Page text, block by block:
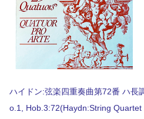
ハイドン:弦楽四重奏曲第72番 ハ長
o.1, Hob.3:72(Haydn:String Quartet